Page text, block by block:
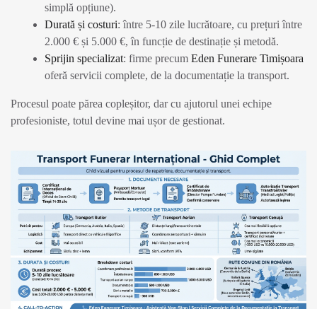
simplă opțiune).
Durată și costuri: între 5-10 zile lucrătoare, cu prețuri între
2.000 € și 5.000 €, în funcție de destinație și metodă.
Sprijin specializat: firme precum Eden Funerare Timișoara
oferă servicii complete, de la documentație la transport.
Procesul poate părea copleșitor, dar cu ajutorul unei echipe
profesioniste, totul devine mai ușor de gestionat.